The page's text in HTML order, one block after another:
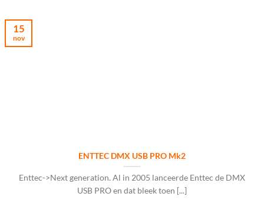
ENTTEC DMX USB PRO Mk2
Enttec->Next generation. Al in 2005 lanceerde Enttec de DMX
USB PRO en dat bleek toen [...]
15
nov